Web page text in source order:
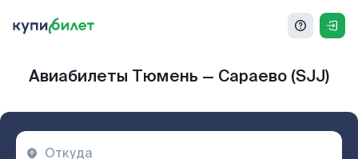
Авиабилеты Тюмень — Сараево (SJJ)